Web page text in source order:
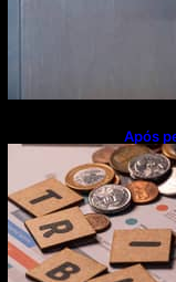
Após